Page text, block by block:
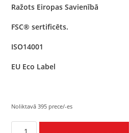
Ražots Eiropas Savienībā
FSC® sertificēts.
ISO14001
EU Eco Label
Noliktavā 395 prece/-es